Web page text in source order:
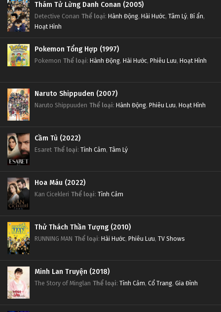
Thám Tử Lừng Danh Conan (2005)
Detective Conan Thể loại: Hành Động, Hài Hước, Tâm Lý, Bí ẩn,
Hoạt Hình
Pokemon Tổng Hợp (1997)
Pokemon Thể loại: Hành Động, Hài Hước, Phiêu Lưu, Hoạt Hình
Naruto Shippuden (2007)
Naruto Shippuuden Thể loại: Hành Động, Phiêu Lưu, Hoạt Hình
Cầm Tù (2022)
Esaret Thể loại: Tình Cảm, Tâm Lý
Hoa Máu (2022)
Kan Cicekleri Thể loại: Tình Cảm
Thử Thách Thần Tượng (2010)
RUNNING MAN Thể loại: Hài Hước, Phiêu Lưu, TV Shows
Minh Lan Truyện (2018)
The Story of Minglan Thể loại: Tình Cảm, Cổ Trang, Gia Đình